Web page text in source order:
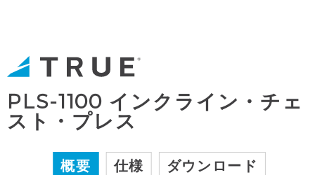
PLS-1100 インクライン・チェ
スト・プレス
概要 仕様 ダウンロード